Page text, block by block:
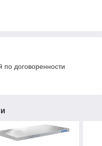
по договоренности